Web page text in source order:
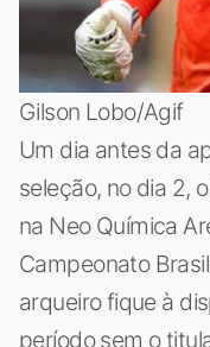
Gilson Lobo/Agif
Um dia antes da
seleção, no dia 2,
na Neo Química
Campeonato
arqueiro fique à
período sem o